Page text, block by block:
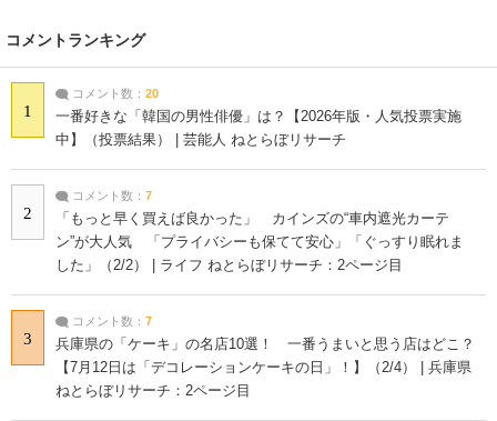
コメントランキング
1
コメント数： 20
一番好きな「韓国の男性俳優」は？【2026年版・人気投票実施
中】（投票結果） | 芸能人 ねとらぼリサーチ
2
コメント数： 7
「もっと早く買えば良かった」 カインズの“車内遮光カーテ
ン”が大人気 「プライバシーも保てて安心」「ぐっすり眠れま
した」（2/2） | ライフ ねとらぼリサーチ：2ページ目
3
コメント数： 7
兵庫県の「ケーキ」の名店10選！ 一番うまいと思う店はどこ？
【7月12日は「デコレーションケーキの日」！】（2/4） | 兵庫県
ねとらぼリサーチ：2ページ目